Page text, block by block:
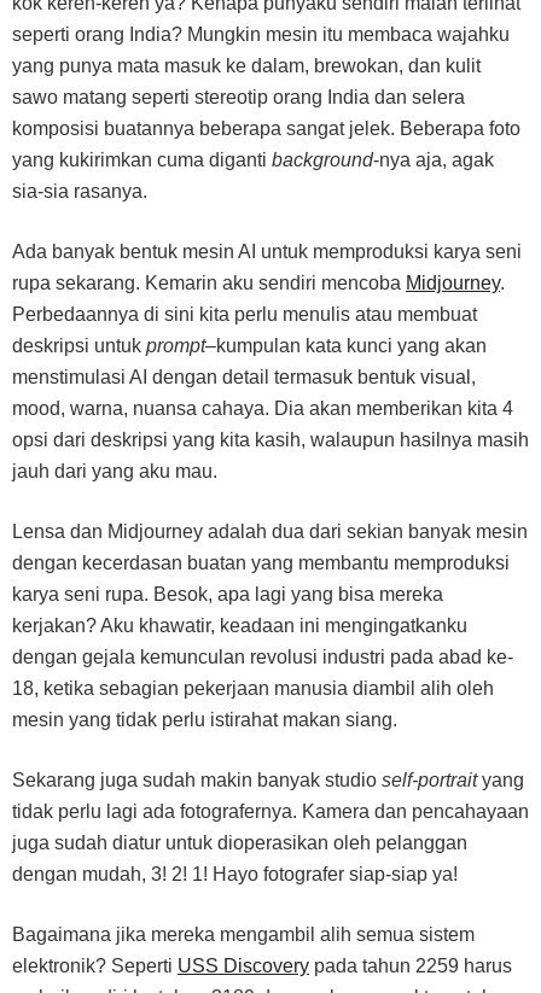
seperti orang India? Mungkin mesin itu membaca wajahku
yang punya mata masuk ke dalam, brewokan, dan kulit
sawo matang seperti stereotip orang India dan selera
komposisi buatannya beberapa sangat jelek. Beberapa foto
yang kukirimkan cuma diganti background-nya aja, agak
sia-sia rasanya.
Ada banyak bentuk mesin AI untuk memproduksi karya seni
rupa sekarang. Kemarin aku sendiri mencoba Midjourney.
Perbedaannya di sini kita perlu menulis atau membuat
deskripsi untuk prompt–kumpulan kata kunci yang akan
menstimulasi AI dengan detail termasuk bentuk visual,
mood, warna, nuansa cahaya. Dia akan memberikan kita 4
opsi dari deskripsi yang kita kasih, walaupun hasilnya masih
jauh dari yang aku mau.
Lensa dan Midjourney adalah dua dari sekian banyak mesin
dengan kecerdasan buatan yang membantu memproduksi
karya seni rupa. Besok, apa lagi yang bisa mereka
kerjakan? Aku khawatir, keadaan ini mengingatkanku
dengan gejala kemunculan revolusi industri pada abad ke-
18, ketika sebagian pekerjaan manusia diambil alih oleh
mesin yang tidak perlu istirahat makan siang.
Sekarang juga sudah makin banyak studio self-portraityang
tidak perlu lagi ada fotografernya. Kamera dan pencahayaan
juga sudah diatur untuk dioperasikan oleh pelanggan
dengan mudah, 3! 2! 1! Hayo fotografer siap-siap ya!
Bagaimana jika mereka mengambil alih semua sistem
elektronik? Seperti USS Discovery pada tahun 2259 harus